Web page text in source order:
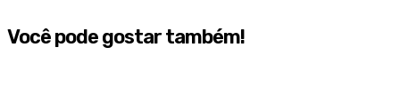
Você pode gostar também!